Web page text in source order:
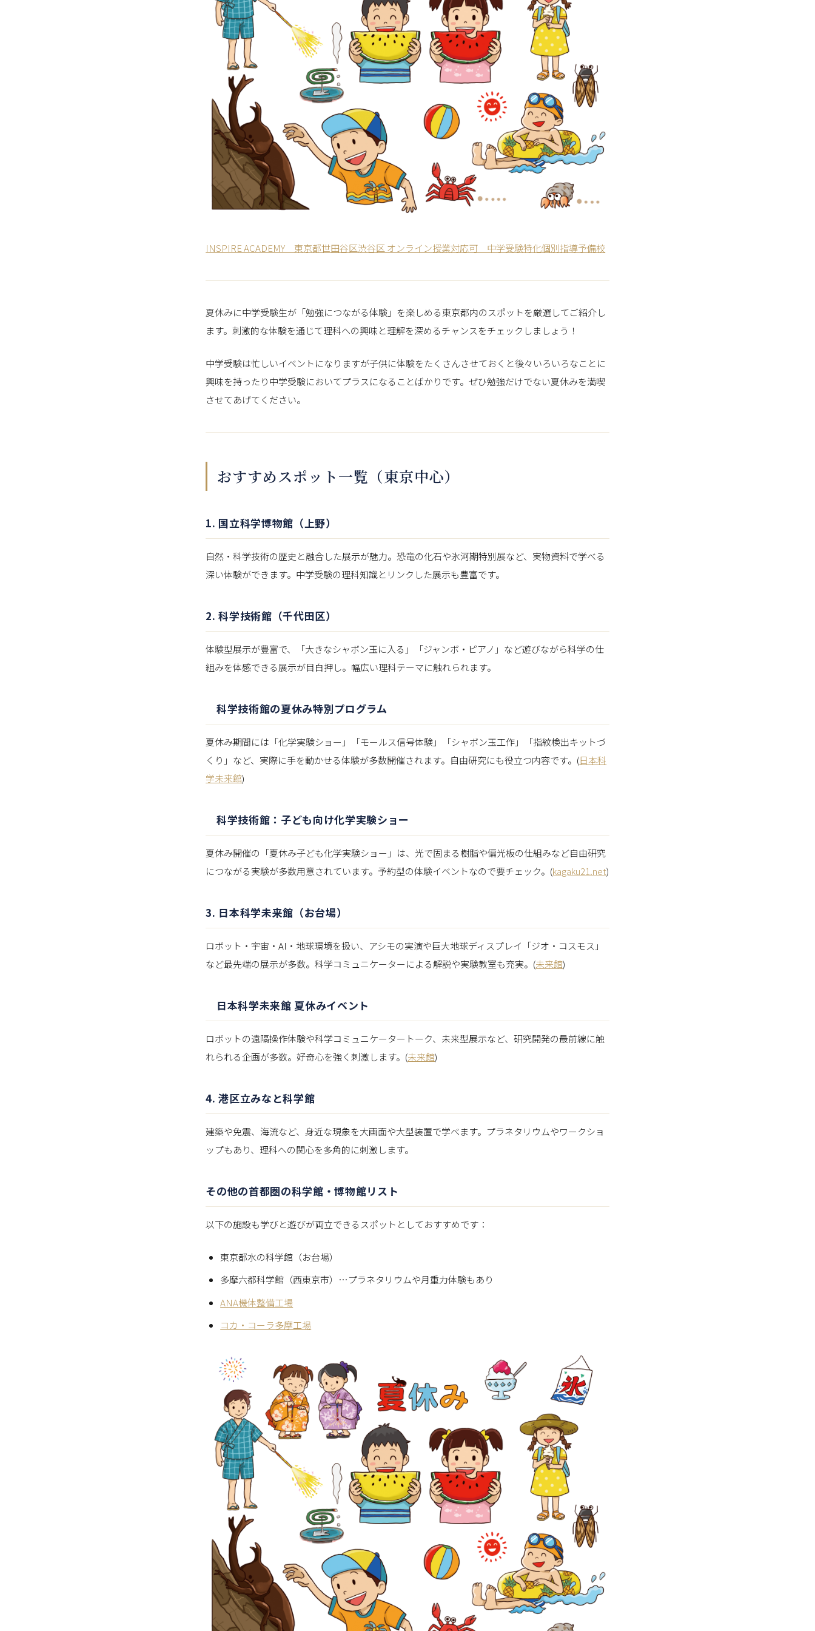
INSPIRE ACADEMY 東京都世田谷区渋谷区 オンライン授業対応可 中学受験特化個別指導予備校
夏休みに中学受験生が「勉強につながる体験」を楽しめる東京都内のスポットを厳選してご紹介し
ます。刺激的な体験を通じて理科への興味と理解を深めるチャンスをチェックしましょう！
中学受験は忙しいイベントになりますが子供に体験をたくさんさせておくと後々いろいろなことに
興味を持ったり中学受験においてプラスになることばかりです。ぜひ勉強だけでない夏休みを満喫
させてあげてください。
おすすめスポット一覧（東京中心）
1. 国立科学博物館（上野）
自然・科学技術の歴史と融合した展示が魅力。恐竜の化石や氷河期特別展など、実物資料で学べる
深い体験ができます。中学受験の理科知識とリンクした展示も豊富です。
2. 科学技術館（千代田区）
体験型展示が豊富で、「大きなシャボン玉に入る」「ジャンボ・ピアノ」など遊びながら科学の仕
組みを体感できる展示が目白押し。幅広い理科テーマに触れられます。
科学技術館の夏休み特別プログラム
夏休み期間には「化学実験ショー」「モールス信号体験」「シャボン玉工作」「指紋検出キットづ
くり」など、実際に手を動かせる体験が多数開催されます。自由研究にも役立つ内容です。(日本科
学未来館)
科学技術館 ：子ども向け化学実験ショー
夏休み開催の「夏休み子ども化学実験ショー」は、光で固まる樹脂や偏光板の仕組みなど自由研究
につながる実験が多数用意されています。予約型の体験イベントなので要チェック。(kagaku21.net)
3. 日本科学未来館（お台場）
ロボット・宇宙・AI・地球環境を扱い、アシモの実演や巨大地球ディスプレイ「ジオ・コスモス」
など最先端の展示が多数。科学コミュニケーターによる解説や実験教室も充実。(未来館)
日本科学未来館 夏休みイベント
ロボットの遠隔操作体験や科学コミュニケータートーク、未来型展示など、研究開発の最前線に触
れられる企画が多数。好奇心を強く刺激します。(未来館)
4. 港区立みなと科学館
建築や免震、海流など、身近な現象を大画面や大型装置で学べます。プラネタリウムやワークショ
ップもあり、理科への関心を多角的に刺激します。
その他の首都圏の科学館・博物館リスト
以下の施設も学びと遊びが両立できるスポットとしておすすめです：
東京都水の科学館（お台場）
多摩六都科学館（西東京市）…プラネタリウムや月重力体験もあり
ANA機体整備工場
コカ・コーラ多摩工場